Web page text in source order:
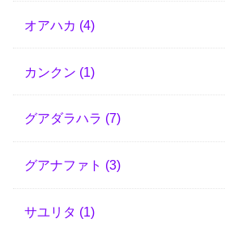
オアハカ (4)
カンクン (1)
グアダラハラ (7)
グアナファト (3)
サユリタ (1)